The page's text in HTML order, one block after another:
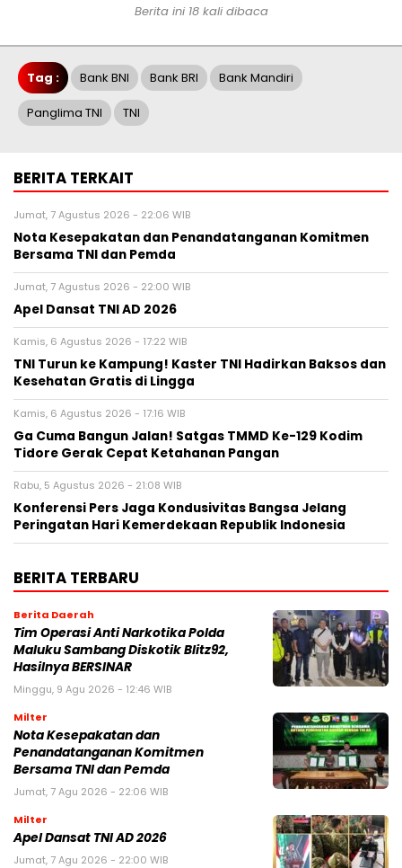
Berita ini 18 kali dibaca
Tag : Bank BNI Bank BRI Bank Mandiri
Panglima TNI TNI
BERITA TERKAIT
Jumat, 7 Agustus 2026 - 22:06 WIB
Nota Kesepakatan dan Penandatanganan Komitmen
Bersama TNI dan Pemda
Jumat, 7 Agustus 2026 - 22:00 WIB
Apel Dansat TNI AD 2026
Kamis, 6 Agustus 2026 - 17:22 WIB
TNI Turun ke Kampung! Kaster TNI Hadirkan Baksos dan
Kesehatan Gratis di Lingga
Kamis, 6 Agustus 2026 - 17:16 WIB
Ga Cuma Bangun Jalan! Satgas TMMD Ke-129 Kodim
Tidore Gerak Cepat Ketahanan Pangan
Rabu, 5 Agustus 2026 - 21:08 WIB
Konferensi Pers Jaga Kondusivitas Bangsa Jelang
Peringatan Hari Kemerdekaan Republik Indonesia
BERITA TERBARU
Berita Daerah
Tim Operasi Anti Narkotika Polda
Maluku Sambang Diskotik Blitz92,
Hasilnya BERSINAR
Minggu, 9 Agu 2026 - 12:46 WIB
Milter
Nota Kesepakatan dan
Penandatanganan Komitmen
Bersama TNI dan Pemda
Jumat, 7 Agu 2026 - 22:06 WIB
Milter
Apel Dansat TNI AD 2026
Jumat, 7 Agu 2026 - 22:00 WIB